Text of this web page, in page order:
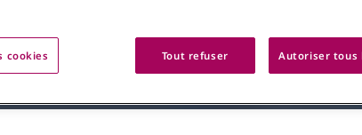
cookies Tout refuser Autoriser tous